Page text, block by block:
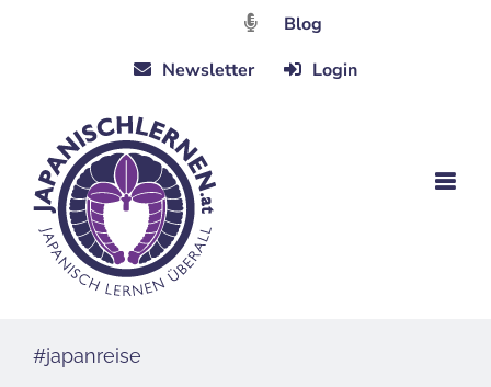
Blog
Newsletter
Login
#japanreise